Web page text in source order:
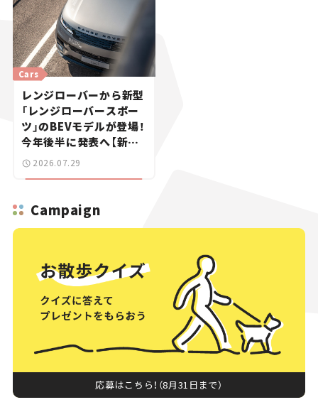
Cars
レンジローバーから新型
「レンジローバースポー
ツ」のBEVモデルが登場！
今年後半に発表へ【新車
ニュース】
2026.07.29
Campaign
応募はこちら！（8月31日まで）